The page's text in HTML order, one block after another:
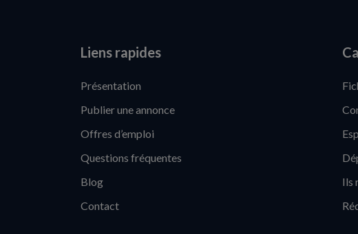
Liens rapides
Présentation
Publier une annonce
Offres d’emploi
Questions fréquentes
Blog
Contact
Ils